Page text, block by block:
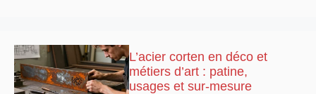
L’acier corten en déco et
métiers d’art : patine,
usages et sur-mesure